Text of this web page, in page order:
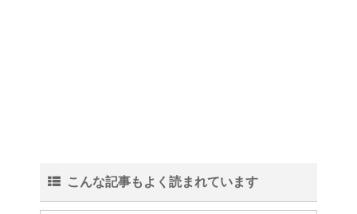
こんな記事もよく読まれています